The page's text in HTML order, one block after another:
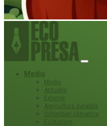
Mediu
Mediu
Atitudini
Externe
Agricultura durabila
Schimbari climatice
Ecoturism